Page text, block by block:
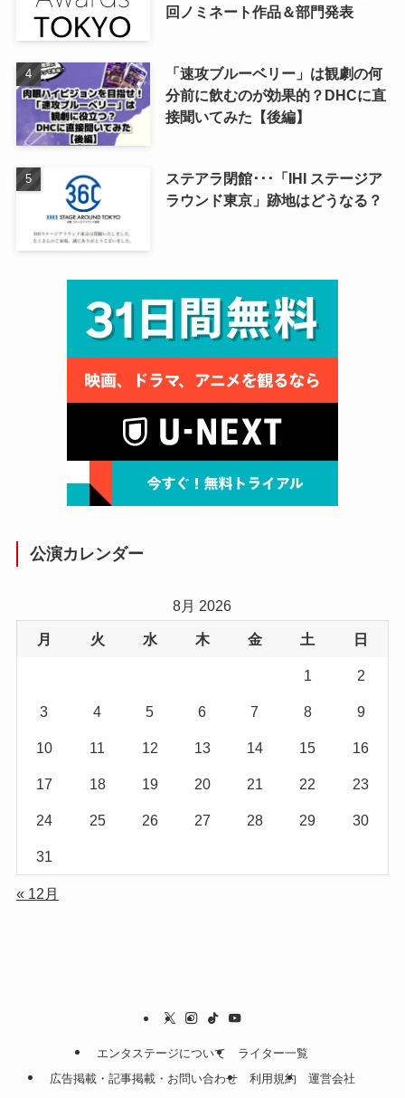
回ノミネート作品＆部門発表
「速攻ブルーベリー」は観劇の何
分前に飲むのが効果的？DHCに直
接聞いてみた【後編】
ステアラ閉館･･･「IHI ステージア
ラウンド東京」跡地はどうなる？
公演カレンダー
8月 2026
月 火 水 木 金 土 日
1 2
3 4 5 6 7 8 9
10 11 12 13 14 15 16
17 18 19 20 21 22 23
24 25 26 27 28 29 30
31
« 12月
エンタステージについて
ライター一覧
広告掲載・記事掲載・お問い合わせ
利用規約 運営会社